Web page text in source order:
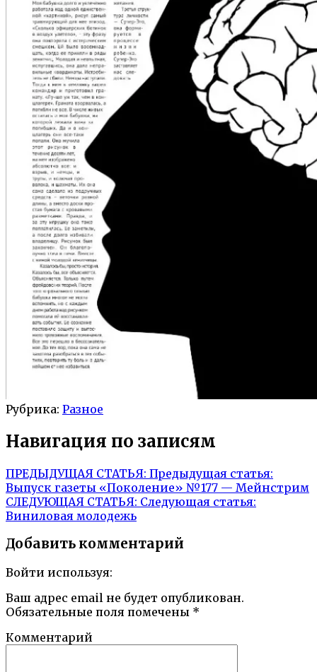
Рубрика: Разное
Навигация по записям
ПРЕДЫДУЩАЯ СТАТЬЯ: Предыдущая статья:
Выпуск газеты «Поколение» №177 — Мейнстрим
СЛЕДУЮЩАЯ СТАТЬЯ: Следующая статья:
Виниловая молодежь
Добавить комментарий
Войти используя:
Ваш адрес email не будет опубликован.
Обязательные поля помечены *
Комментарий